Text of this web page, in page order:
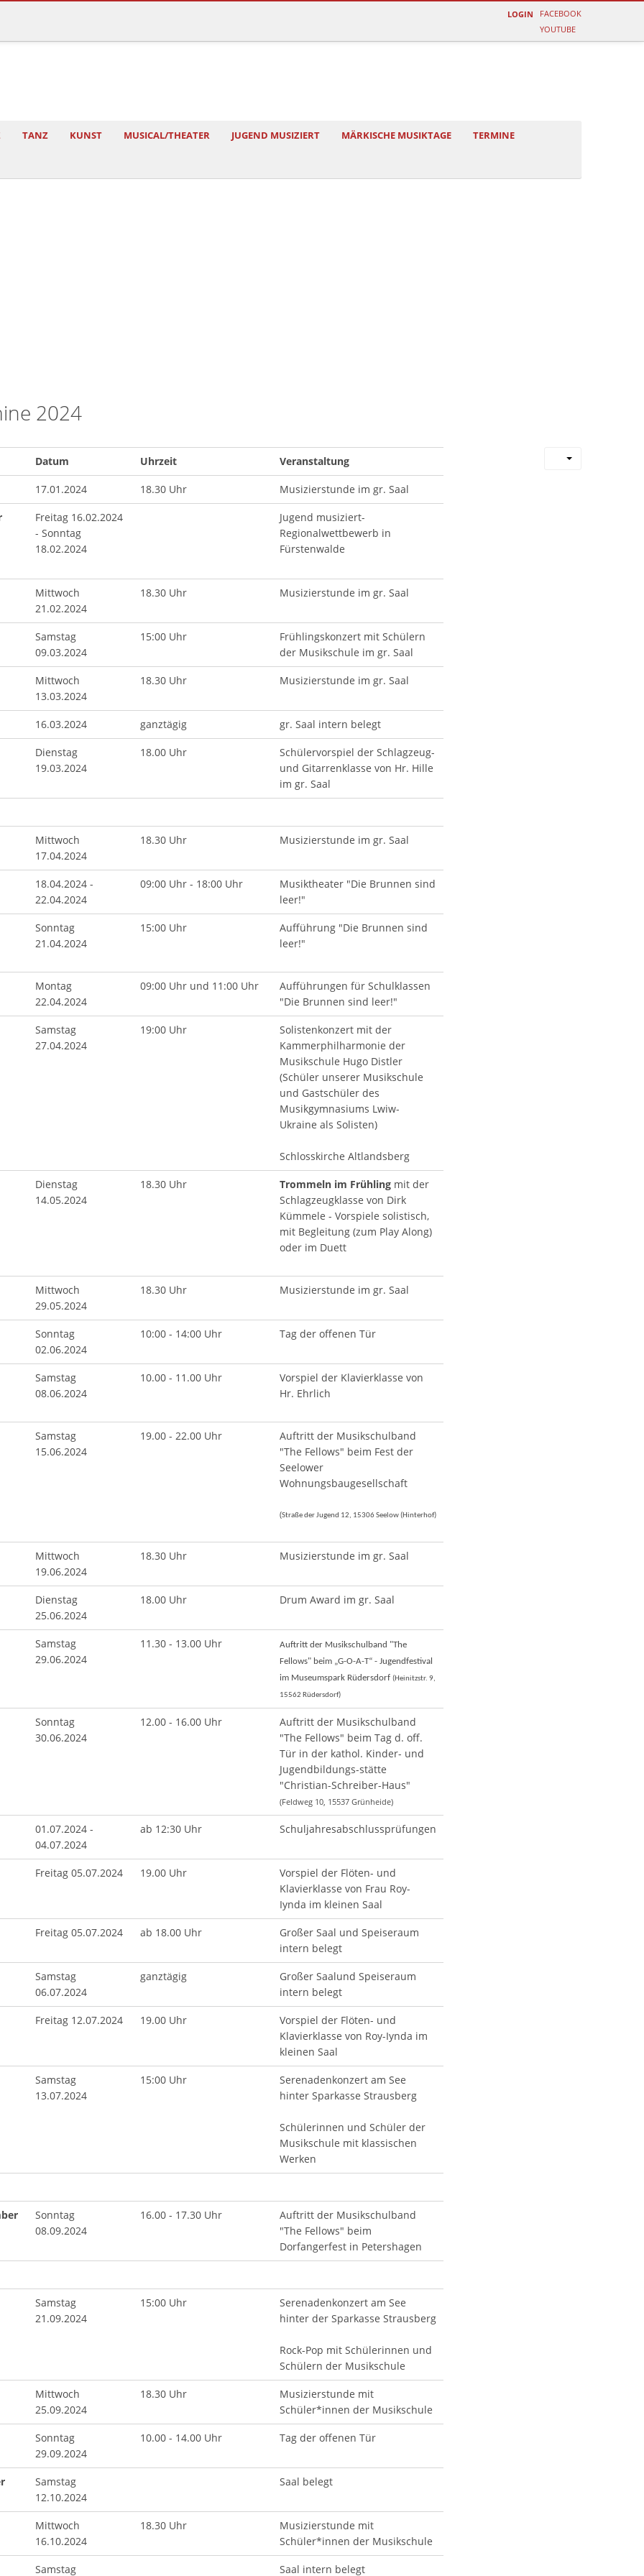
FACEBOOK
YOUTUBE
LOGIN
TANZ KUNST MUSICAL/THEATER JUGEND MUSIZIERT MÄRKISCHE MUSIKTAGE TERMINE
2024
Datum Uhrzeit Veranstaltung
17.01.2024 18.30 Uhr Musizierstunde im gr. Saal
Freitag 16.02.2024
- Sonntag
18.02.2024
Jugend musiziert-
Regionalwettbewerb in
Fürstenwalde
Mittwoch
21.02.2024
18.30 Uhr Musizierstunde im gr. Saal
Samstag
09.03.2024
15:00 Uhr
Frühlingskonzert mit Schülern
der Musikschule im gr. Saal
Mittwoch
13.03.2024
18.30 Uhr Musizierstunde im gr. Saal
16.03.2024 ganztägig gr. Saal intern belegt
Dienstag
19.03.2024
18.00 Uhr
Schülervorspiel der Schlagzeug-
und Gitarrenklasse von Hr. Hille
im gr. Saal
Mittwoch
17.04.2024
18.30 Uhr Musizierstunde im gr. Saal
18.04.2024 -
22.04.2024
09:00 Uhr - 18:00 Uhr
Musiktheater "Die Brunnen sind
leer!"
Sonntag
21.04.2024
15:00 Uhr
Aufführung "Die Brunnen sind
leer!"
Montag
22.04.2024
09:00 Uhr und 11:00 Uhr
Aufführungen für Schulklassen
"Die Brunnen sind leer!"
Samstag
27.04.2024
19:00 Uhr
Solistenkonzert mit der
Kammerphilharmonie der
Musikschule Hugo Distler
(Schüler unserer Musikschule
und Gastschüler des
Musikgymnasiums Lwiw-
Ukraine als Solisten)
Schlosskirche Altlandsberg
Dienstag
14.05.2024
18.30 Uhr Trommeln im Frühling mit der
Schlagzeugklasse von Dirk
Kümmele - Vorspiele solistisch,
mit Begleitung (zum Play Along)
oder im Duett
Mittwoch
29.05.2024
18.30 Uhr Musizierstunde im gr. Saal
Sonntag
02.06.2024
10:00 - 14:00 Uhr Tag der offenen Tür
Samstag
08.06.2024
10.00 - 11.00 Uhr
Vorspiel der Klavierklasse von
Hr. Ehrlich
Samstag
15.06.2024
19.00 - 22.00 Uhr
Auftritt der Musikschulband
"The Fellows" beim Fest der
Seelower
Wohnungsbaugesellschaft
(Straße der Jugend 12, 15306 Seelow (Hinterhof)
Mittwoch
19.06.2024
18.30 Uhr Musizierstunde im gr. Saal
Dienstag
25.06.2024
18.00 Uhr Drum Award im gr. Saal
Samstag
29.06.2024
11.30 - 13.00 Uhr
Auftritt der Musikschulband "The
Fellows" beim „G-O-A-T“ - Jugendfestival
im Museumspark Rüdersdorf (Heinitzstr. 9,
15562 Rüdersdorf)
Sonntag
30.06.2024
12.00 - 16.00 Uhr
Auftritt der Musikschulband
"The Fellows" beim Tag d. off.
Tür in der kathol. Kinder- und
Jugendbildungs-stätte
"Christian-Schreiber-Haus"
(Feldweg 10, 15537 Grünheide)
01.07.2024 -
04.07.2024
ab 12:30 Uhr Schuljahresabschlussprüfungen
Freitag 05.07.2024 19.00 Uhr
Vorspiel der Flöten- und
Klavierklasse von Frau Roy-
Iynda im kleinen Saal
Freitag 05.07.2024 ab 18.00 Uhr
Großer Saal und Speiseraum
intern belegt
Samstag
06.07.2024
ganztägig
Großer Saalund Speiseraum
intern belegt
Freitag 12.07.2024 19.00 Uhr
Vorspiel der Flöten- und
Klavierklasse von Roy-Iynda im
kleinen Saal
Samstag
13.07.2024
15:00 Uhr
Serenadenkonzert am See
hinter Sparkasse Strausberg
Schülerinnen und Schüler der
Musikschule mit klassischen
Werken
Sonntag
08.09.2024
16.00 - 17.30 Uhr
Auftritt der Musikschulband
"The Fellows" beim
Dorfangerfest in Petershagen
Samstag
21.09.2024
15:00 Uhr
Serenadenkonzert am See
hinter der Sparkasse Strausberg
Rock-Pop mit Schülerinnen und
Schülern der Musikschule
Mittwoch
25.09.2024
18.30 Uhr
Musizierstunde mit
Schüler*innen der Musikschule
Sonntag
29.09.2024
10.00 - 14.00 Uhr Tag der offenen Tür
Samstag
12.10.2024
Saal belegt
Mittwoch
16.10.2024
18.30 Uhr
Musizierstunde mit
Schüler*innen der Musikschule
Samstag Saal intern belegt